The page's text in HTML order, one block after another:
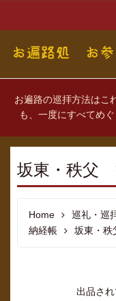
お遍路の巡拝方法はこ
も、一度にすべてめ
坂東・秩父
Home
巡礼・巡
納経帳
坂東・
出品され